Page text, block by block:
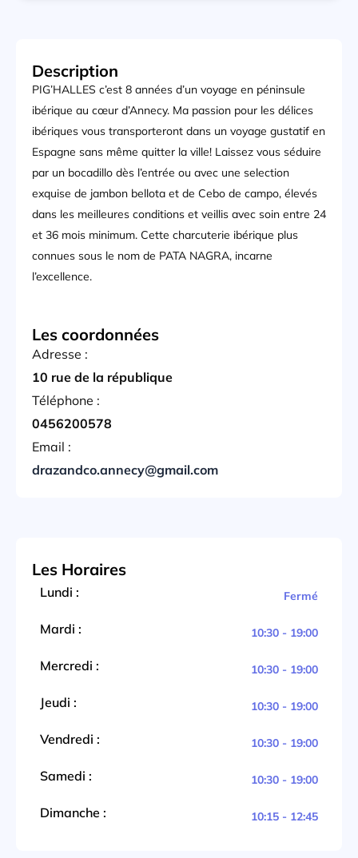
Description
PIG’HALLES c’est 8 années d’un voyage en péninsule
ibérique au cœur d’Annecy. Ma passion pour les délices
ibériques vous transporteront dans un voyage gustatif en
Espagne sans même quitter la ville! Laissez vous séduire
par un bocadillo dès l’entrée ou avec une selection
exquise de jambon bellota et de Cebo de campo, élevés
dans les meilleures conditions et veillis avec soin entre 24
et 36 mois minimum. Cette charcuterie ibérique plus
connues sous le nom de PATA NAGRA, incarne
l’excellence.
Les coordonnées
Adresse :
10 rue de la république
Téléphone :
0456200578
Email :
drazandco.annecy@gmail.com
Les Horaires
Lundi :
Mardi :
Mercredi :
Jeudi :
Vendredi :
Samedi :
Dimanche :
Fermé
10:30 - 19:00
10:30 - 19:00
10:30 - 19:00
10:30 - 19:00
10:30 - 19:00
10:15 - 12:45